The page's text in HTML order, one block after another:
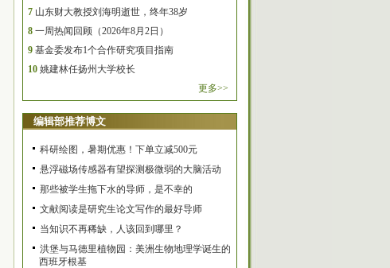
7 山东财大教授刘海明逝世，终年38岁
8 一周热闻回顾（2026年8月2日）
9 基金委发布1个合作研究项目指南
10 姚建林任扬州大学校长
更多>>
编辑部推荐博文
科研绘图，暑期优惠！下单立减500元
悬浮磁场传感器有望探测极微弱的大脑活动
那些被学生拖下水的导师，是不幸的
文献阅读是研究生论文写作的最好导师
当知识不再稀缺，人该回到哪里？
洪堡与马德里植物园：美洲生物地理学诞生的
西班牙根基